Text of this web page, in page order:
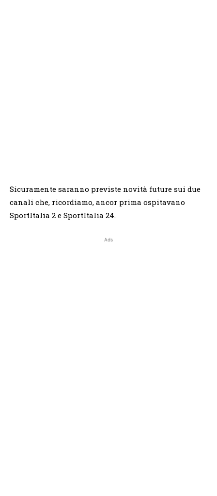
Sicuramente saranno previste novità future sui due
canali che, ricordiamo, ancor prima ospitavano
SportItalia 2 e SportItalia 24.
Ads